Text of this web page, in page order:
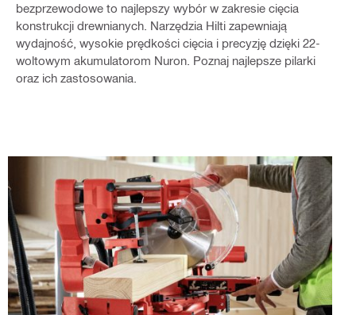
bezprzewodowe to najlepszy wybór w zakresie cięcia
konstrukcji drewnianych. Narzędzia Hilti zapewniają
wydajność, wysokie prędkości cięcia i precyzję dzięki 22-
woltowym akumulatorom Nuron. Poznaj najlepsze pilarki
oraz ich zastosowania.